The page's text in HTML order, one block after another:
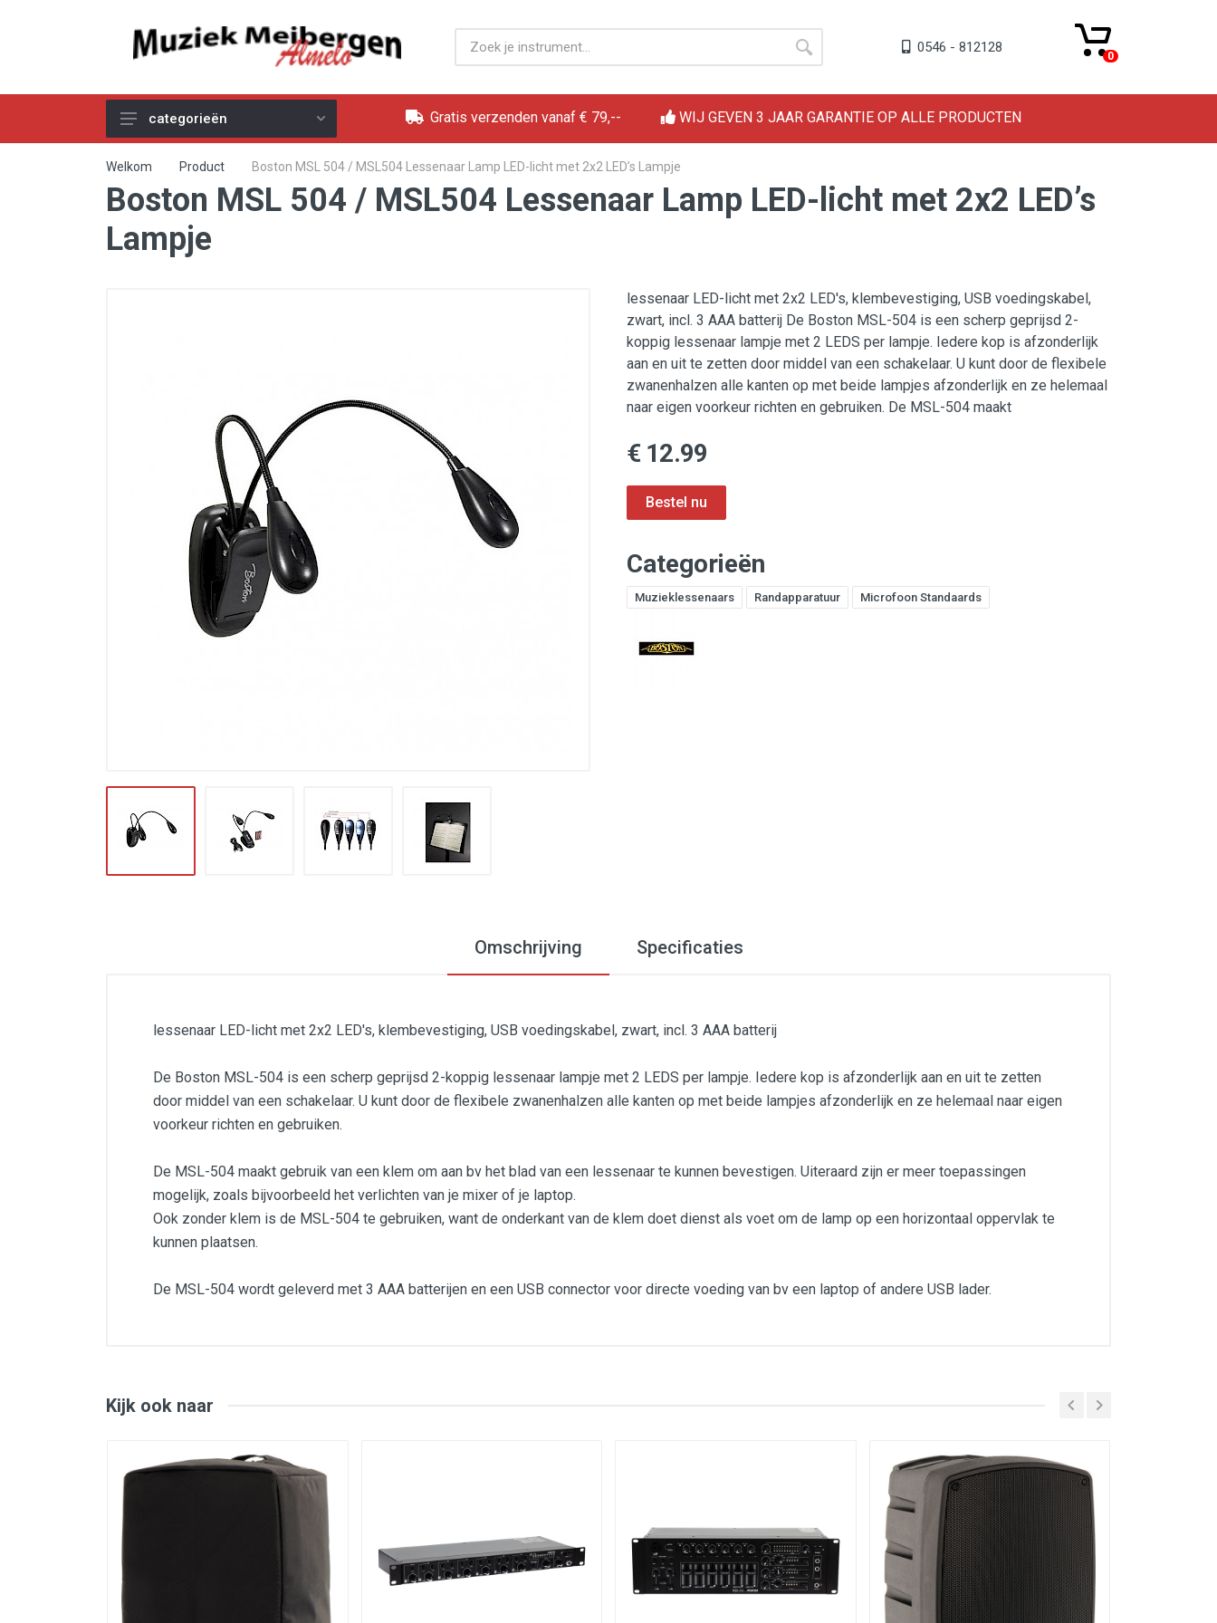
0546 - 812128
0
Akoestische Gitaren
Elektrische & Basgitaren
Gitaar & Basversterkers
Gitaareffecten
Studio & Recording
Drums & Percussie
Blaasinstrumenten
Algemeen & Overig
OPRUIMING VOT MET DEN
categorieën Gratis verzenden vanaf € 79,-- WIJ GEVEN 3 JAAR GARANTIE OP ALLE PRODUCTEN
Welkom Product Boston MSL 504 / MSL504 Lessenaar Lamp LED-licht met 2x2 LED’s Lampje
Boston MSL 504 / MSL504 Lessenaar Lamp LED-licht met 2x2 LED’s
Lampje
lessenaar LED-licht met 2x2 LED's, klembevestiging, USB voedingskabel,
zwart, incl. 3 AAA batterij De Boston MSL-504 is een scherp geprijsd 2-
koppig lessenaar lampje met 2 LEDS per lampje. Iedere kop is afzonderlijk
aan en uit te zetten door middel van een schakelaar. U kunt door de flexibele
zwanenhalzen alle kanten op met beide lampjes afzonderlijk en ze helemaal
naar eigen voorkeur richten en gebruiken. De MSL-504 maakt
€ 12.99
Categorieën
Muzieklessenaars Randapparatuur Microfoon Standaards
Omschrijving Specificaties
lessenaar LED-licht met 2x2 LED's, klembevestiging, USB voedingskabel, zwart, incl. 3 AAA batterij
De Boston MSL-504 is een scherp geprijsd 2-koppig lessenaar lampje met 2 LEDS per lampje. Iedere kop is afzonderlijk aan en uit te zetten
door middel van een schakelaar. U kunt door de flexibele zwanenhalzen alle kanten op met beide lampjes afzonderlijk en ze helemaal naar eigen
voorkeur richten en gebruiken.
De MSL-504 maakt gebruik van een klem om aan bv het blad van een lessenaar te kunnen bevestigen. Uiteraard zijn er meer toepassingen
mogelijk, zoals bijvoorbeeld het verlichten van je mixer of je laptop.
Ook zonder klem is de MSL-504 te gebruiken, want de onderkant van de klem doet dienst als voet om de lamp op een horizontaal oppervlak te
kunnen plaatsen.
De MSL-504 wordt geleverd met 3 AAA batterijen en een USB connector voor directe voeding van bv een laptop of andere USB lader.
Kijk ook naar